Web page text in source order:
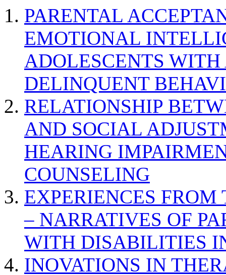
PARENTAL
EMOTIONAL
ADOLESCENTS
DELINQUENT
RELATIONSHIP
AND SOCIAL
HEARING
COUNSELING
EXPERIENCES
– NARRATIVES OF
WITH DISABILITIES
INOVATIONS IN